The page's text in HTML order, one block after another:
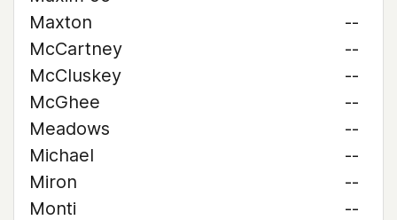
Maxton
--
McCartney
--
McCluskey
--
McGhee
--
Meadows
--
Michael
--
Miron
--
Monti
--